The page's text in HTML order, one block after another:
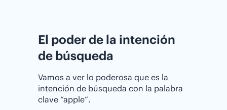
El poder de la intención
de búsqueda
Vamos a ver lo poderosa que es la
intención de búsqueda con la palabra
clave “apple”.